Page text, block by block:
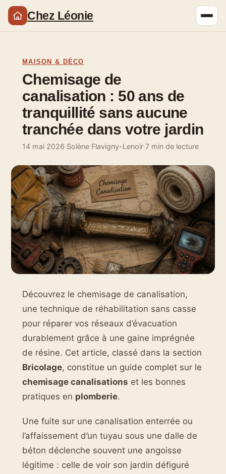
Chez Léonie
MAISON & DÉCO
Chemisage de
canalisation : 50 ans de
tranquillité sans aucune
tranchée dans votre jardin
14 mai 2026·Solène Flavigny-Lenoir·7 min de lecture
Découvrez le chemisage de canalisation,
une technique de réhabilitation sans casse
pour réparer vos réseaux d’évacuation
durablement grâce à une gaine imprégnée
de résine. Cet article, classé dans la section
Bricolage, constitue un guide complet sur le
chemisage canalisations et les bonnes
pratiques en plomberie.
Une fuite sur une canalisation enterrée ou
l’affaissement d’un tuyau sous une dalle de
béton déclenche souvent une angoisse
légitime : celle de voir son jardin défiguré